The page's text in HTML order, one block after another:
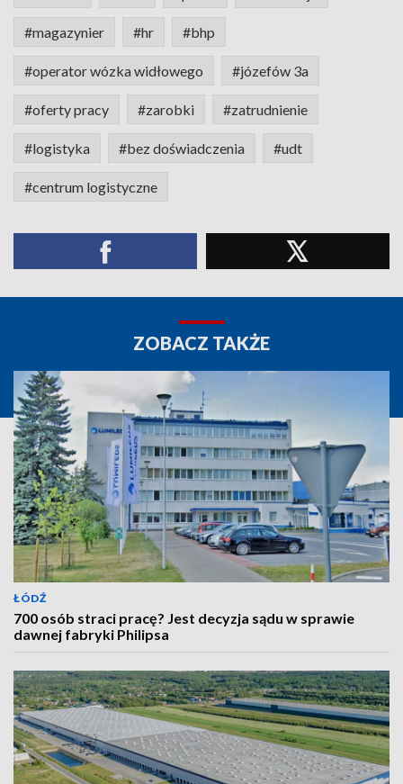
#magazynier #hr #bhp
#operator wózka widłowego #józefów 3a
#oferty pracy #zarobki #zatrudnienie
#logistyka #bez doświadczenia #udt
#centrum logistyczne
ZOBACZ TAKŻE
ŁÓDŹ
700 osób straci pracę? Jest decyzja sądu w sprawie
dawnej fabryki Philipsa